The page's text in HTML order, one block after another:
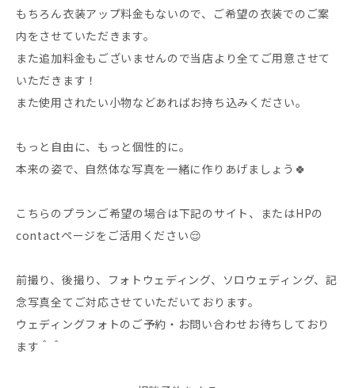
もちろん衣装アップ料金もないので、ご希望の衣装でのご案
内をさせていただきます。
また追加料金もございませんので当店より全てご用意させて
いただきます！
また使用されたい小物などあればお持ち込みください。
もっと自由に、もっと個性的に。
本来の姿で、自然体な写真を一緒に作りあげましょう🍀
こちらのプランご希望の場合は下記のサイト、またはHPの
contactページをご活用ください😌
前撮り、後撮り、フォトウェディング、ソロウェディング、記
念写真全てご対応させていただいております。
ウェディングフォトのご予約・お問い合わせお待ちしており
ます＾＾